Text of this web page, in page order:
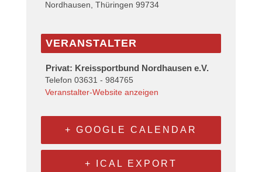
Nordhausen Thüringen 99734
VERANSTALTER
Privat: Kreissportbund Nordhausen e.V.
Telefon 03631 - 984765
Veranstalter-Website anzeigen
+ GOOGLE CALENDAR
+ ICAL EXPORT